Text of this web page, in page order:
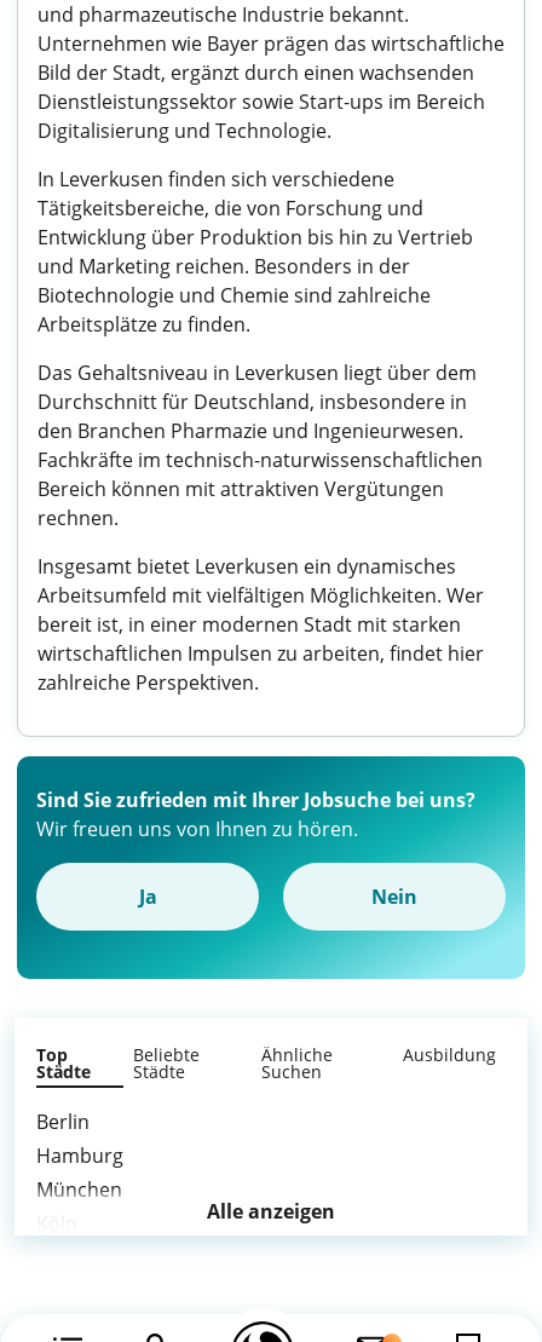
und pharmazeutische Industrie bekannt.
Unternehmen wie Bayer prägen das wirtschaftliche
Bild der Stadt, ergänzt durch einen wachsenden
Dienstleistungssektor sowie Start-ups im Bereich
Digitalisierung und Technologie.
In Leverkusen finden sich verschiedene
Tätigkeitsbereiche, die von Forschung und
Entwicklung über Produktion bis hin zu Vertrieb
und Marketing reichen. Besonders in der
Biotechnologie und Chemie sind zahlreiche
Arbeitsplätze zu finden.
Das Gehaltsniveau in Leverkusen liegt über dem
Durchschnitt für Deutschland, insbesondere in
den Branchen Pharmazie und Ingenieurwesen.
Fachkräfte im technisch-naturwissenschaftlichen
Bereich können mit attraktiven Vergütungen
rechnen.
Insgesamt bietet Leverkusen ein dynamisches
Arbeitsumfeld mit vielfältigen Möglichkeiten. Wer
bereit ist, in einer modernen Stadt mit starken
wirtschaftlichen Impulsen zu arbeiten, findet hier
zahlreiche Perspektiven.
Sind Sie zufrieden mit Ihrer Jobsuche bei uns?
Wir freuen uns von Ihnen zu hören.
Ja Nein
Top
Städte
Beliebte
Städte
Ähnliche
Suchen
Ausbildung
Berlin
Hamburg
München
Alle anzeigen